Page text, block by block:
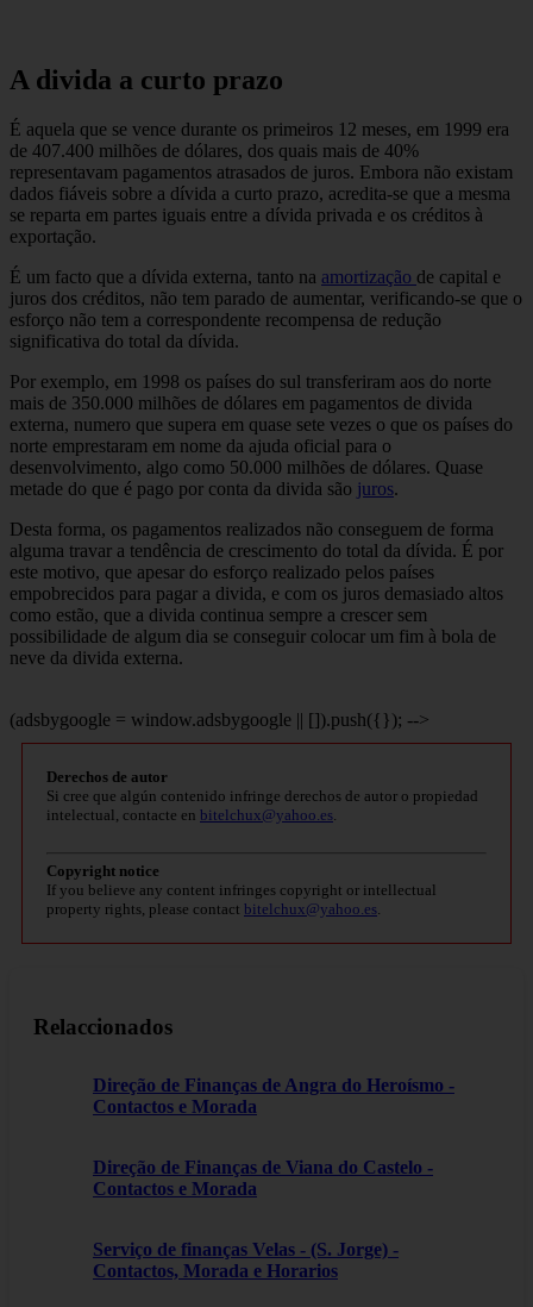
A divida a curto prazo
É aquela que se vence durante os primeiros 12 meses, em 1999 era
de 407.400 milhões de dólares, dos quais mais de 40%
representavam pagamentos atrasados de juros. Embora não existam
dados fiáveis sobre a dívida a curto prazo, acredita-se que a mesma
se reparta em partes iguais entre a dívida privada e os créditos à
exportação.
É um facto que a dívida externa, tanto na amortização de capital e
juros dos créditos, não tem parado de aumentar, verificando-se que o
esforço não tem a correspondente recompensa de redução
significativa do total da dívida.
Por exemplo, em 1998 os países do sul transferiram aos do norte
mais de 350.000 milhões de dólares em pagamentos de divida
externa, numero que supera em quase sete vezes o que os países do
norte emprestaram em nome da ajuda oficial para o
desenvolvimento, algo como 50.000 milhões de dólares. Quase
metade do que é pago por conta da divida são juros.
Desta forma, os pagamentos realizados não conseguem de forma
alguma travar a tendência de crescimento do total da dívida. É por
este motivo, que apesar do esforço realizado pelos países
empobrecidos para pagar a divida, e com os juros demasiado altos
como estão, que a divida continua sempre a crescer sem
possibilidade de algum dia se conseguir colocar um fim à bola de
neve da divida externa.
(adsbygoogle = window.adsbygoogle || []).push({}); -->
Derechos de autor
Si cree que algún contenido infringe derechos de autor o propiedad
intelectual, contacte en bitelchux@yahoo.es.
Copyright notice
If you believe any content infringes copyright or intellectual
property rights, please contact bitelchux@yahoo.es.
Relaccionados
Direção de Finanças de Angra do Heroísmo -
Contactos e Morada
Direção de Finanças de Viana do Castelo -
Contactos e Morada
Serviço de finanças Velas - (S. Jorge) -
Contactos, Morada e Horarios